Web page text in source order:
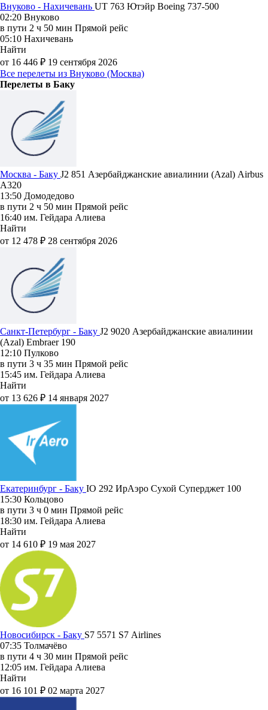
Внуково - Нахичевань UT 763 Ютэйр Boeing 737-500
02:20 Внуково
в пути 2 ч 50 мин Прямой рейс
05:10 Нахичевань
Найти
от 16 446 ₽ 19 сентября 2026
Все перелеты из Внуково (Москва)
Перелеты в Баку
Москва - Баку J2 851 Азербайджанские авиалинии (Azal) Airbus
A320
13:50 Домодедово
в пути 2 ч 50 мин Прямой рейс
16:40 им. Гейдара Алиева
Найти
от 12 478 ₽ 28 сентября 2026
Санкт-Петербург - Баку J2 9020 Азербайджанские авиалинии
(Azal) Embraer 190
12:10 Пулково
в пути 3 ч 35 мин Прямой рейс
15:45 им. Гейдара Алиева
Найти
от 13 626 ₽ 14 января 2027
Екатеринбург - Баку IO 292 ИрАэро Сухой Суперджет 100
15:30 Кольцово
в пути 3 ч 0 мин Прямой рейс
18:30 им. Гейдара Алиева
Найти
от 14 610 ₽ 19 мая 2027
Новосибирск - Баку S7 5571 S7 Airlines
07:35 Толмачёво
в пути 4 ч 30 мин Прямой рейс
12:05 им. Гейдара Алиева
Найти
от 16 101 ₽ 02 марта 2027